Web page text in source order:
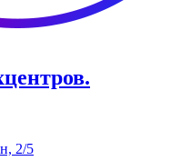
2/5